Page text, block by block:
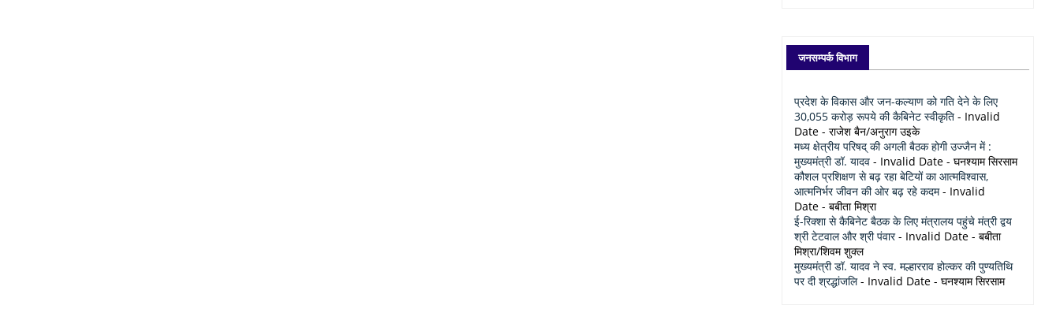
जनसम्पर्क विभाग
प्रदेश के विकास और जन-कल्याण को गति देने के लिए
30,055 करोड़ रूपये की कैबिनेट स्वीकृति - Invalid
Date - राजेश बैन/अनुराग उइके
मध्य क्षेत्रीय परिषद् की अगली बैठक होगी उज्जैन में :
मुख्यमंत्री डॉ. यादव - Invalid Date - घनश्याम सिरसाम
कौशल प्रशिक्षण से बढ़ रहा बेटियों का आत्मविश्वास,
आत्मनिर्भर जीवन की ओर बढ़ रहे कदम- Invalid
Date - बबीता मिश्रा
ई-रिक्शा से कैबिनेट बैठक के लिए मंत्रालय पहुंचे मंत्री द्वय
श्री टेटवाल और श्री पंवार- Invalid Date - बबीता
मिश्रा/शिवम शुक्ल
मुख्यमंत्री डॉ. यादव ने स्व. मल्हारराव होल्कर की पुण्यतिथि
पर दी श्रद्धांजलि- Invalid Date - घनश्याम सिरसाम